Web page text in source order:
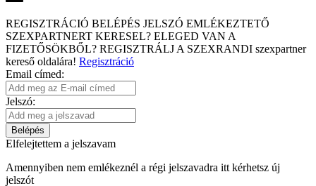
REGISZTRÁCIÓ BELÉPÉS JELSZÓ EMLÉKEZTETŐ
SZEXPARTNERT KERESEL? ELEGED VAN A
FIZETŐSÖKBŐL? REGISZTRÁLJ A SZEXRANDI szexpartner
kereső oldalára! Regisztráció
Email címed:
Jelszó:
Belépés
Elfelejtettem a jelszavam
Amennyiben nem emlékeznél a régi jelszavadra itt kérhetsz új
jelszót